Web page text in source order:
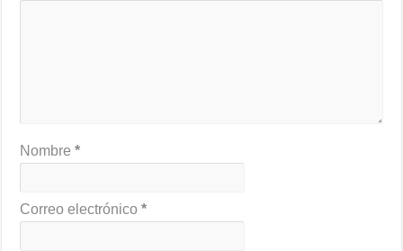
Nombre*
Correo electrónico*